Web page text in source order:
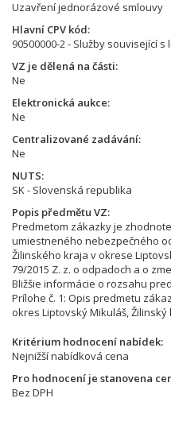
Uzavření jednorázové smlouvy
Hlavní CPV kód
90500000-2 - Služby související
VZ je dělená na části
Ne
Elektronická aukce
Ne
Centralizované zadávání
Ne
NUTS
SK - Slovenská republika
Popis předmětu VZ
Predmetom zákazky je
umiestneného nebezpečného
Žilinského kraja v okrese
79/2015 Z. z. o odpadoch a o
Bližšie informácie o rozsahu
Prílohe č. 1: Opis predmetu
okres Liptovský Mikuláš, Žilinský
Kritérium hodnocení nabídek
Nejnižší nabídková cena
Pro hodnocení je stanovena
Bez DPH